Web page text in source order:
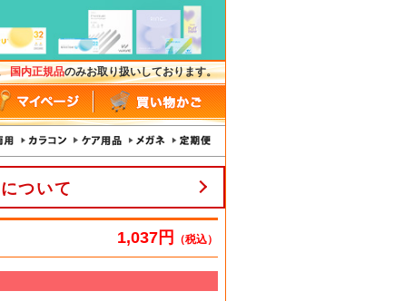
国内正規品のみお取り扱いしております。
ついて
1,037円 （税込）